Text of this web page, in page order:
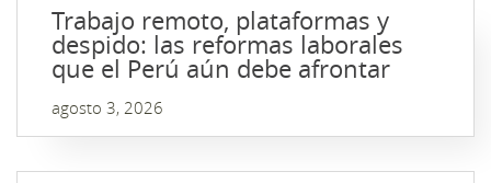
Trabajo remoto, plataformas y
despido: las reformas laborales
que el Perú aún debe afrontar
agosto 3, 2026